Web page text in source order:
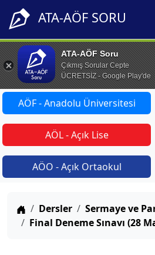
ATA-AÖF SORU
ATA-AÖF Soru
Çıkmış Sorular Cepte
ÜCRETSİZ - Google Play'de
AÖF - Anadolu Üniversitesi
AÖL - Açık Lise
AÖO - Açık Ortaokul
Anasayfa
Dersler
Sermaye ve
Final Deneme Sınavı (28